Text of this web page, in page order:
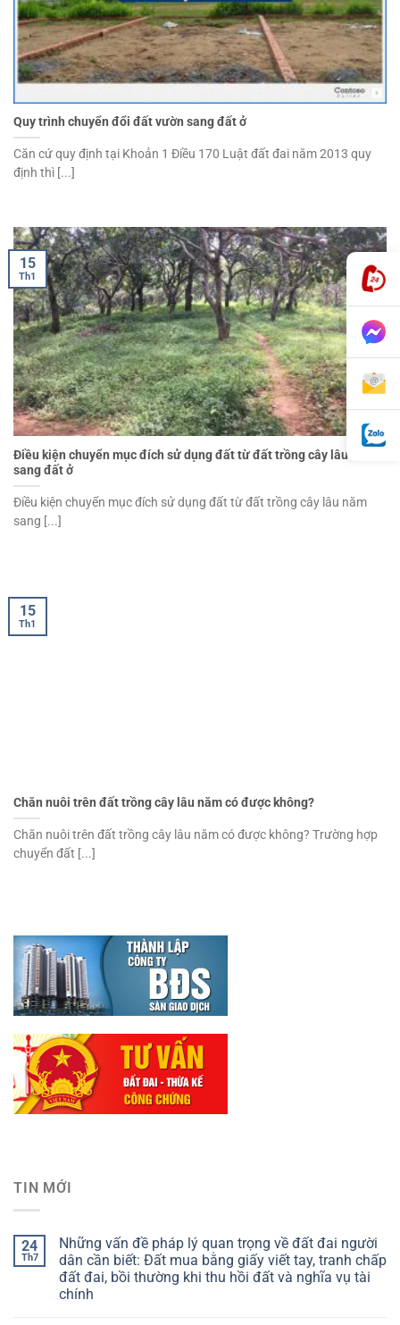
Quy trình chuyển đổi đất vườn sang đất ở
Căn cứ quy định tại Khoản 1 Điều 170 Luật đất đai năm 2013 quy
định thì [...]
Điều kiện chuyển mục đích sử dụng đất từ đất trồng cây lâu năm
sang đất ở
Điều kiện chuyển mục đích sử dụng đất từ đất trồng cây lâu năm
sang [...]
15
Th1
Chăn nuôi trên đất trồng cây lâu năm có được không?
Chăn nuôi trên đất trồng cây lâu năm có được không? Trường hợp
chuyển đất [...]
15
Th1
TIN MỚI
24
Th7
Những vấn đề pháp lý quan trọng về đất đai người
dân cần biết: Đất mua bằng giấy viết tay, tranh chấp
đất đai, bồi thường khi thu hồi đất và nghĩa vụ tài
chính